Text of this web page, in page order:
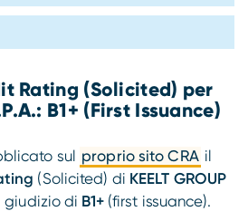
Rating (Solicited) per
B1+ (First Issuance)
sul proprio sito CRA il
(Solicited) di KEELT GROUP
giudizio di B1+(first issuance).